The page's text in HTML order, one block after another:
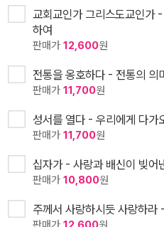
교회교인가 그리스도교인가
하여
판매가 12,600원
전통을 옹호하다 - 전통의 의
판매가 11,700원
성서를 열다 - 우리에게 다가
판매가 11,700원
십자가 - 사랑과 배신이 빚어
판매가 10,800원
주께서 사랑하시듯 사랑하